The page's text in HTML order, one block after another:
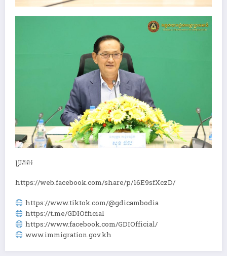
ប្រភព៖
https://web.facebook.com/share/p/16E9sfXczD/
https://www.tiktok.com/@gdicambodia
https://t.me/GDIOfficial
https://www.facebook.com/GDIOfficial/
www.immigration.gov.kh